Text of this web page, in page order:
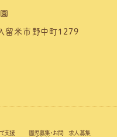
留米市野中町1279
支援
園児募集・お問
求人募集